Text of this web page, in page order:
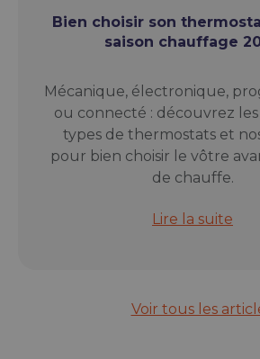
Bien choisir son
saison chauffage
Mécanique, électronique,
ou connecté : découvrez
types de thermostats et
pour bien choisir le vôtre
de chauffe.
Bien choisir
Lire la suite
Voir tous les